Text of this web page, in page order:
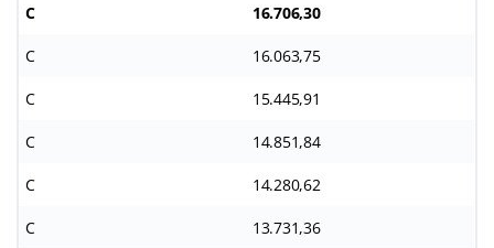
C 16.706,30
C 16.063,75
C 15.445,91
C 14.851,84
C 14.280,62
C 13.731,36